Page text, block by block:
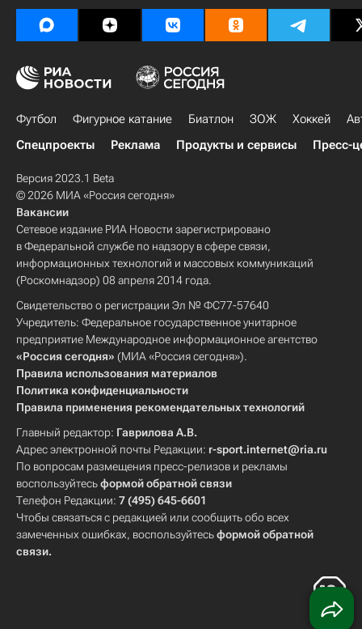
Футбол Фигурное катание Биатлон ЗОЖ Хоккей
Спецпроекты
Реклама Продукты и сервисы Пресс-
Версия 2023.1 Beta
© 2026 МИА «Россия сегодня»
Вакансии
Сетевое издание РИА Новости зарегистрировано
в Федеральной службе по надзору в сфере связи,
информационных технологий и массовых коммуникаций
(Роскомнадзор) 08 апреля 2014 года.
Свидетельство о регистрации Эл № ФС77-57640
Учредитель: Федеральное государственное унитарное
предприятие Международное информационное агентство
«Россия сегодня» (МИА «Россия сегодня»).
Правила использования материалов
Политика конфиденциальности
Правила применения рекомендательных технологий
Главный редактор: Гаврилова А.В.
Адрес электронной почты Редакции: r-sport.internet@ria.ru
По вопросам размещения пресс-релизов и рекламы
воспользуйтесьформой обратной связи
Телефон Редакции: 7 (495) 645-6601
Чтобы связаться с редакцией или сообщить обо всех
замеченных ошибках, воспользуйтесьформой обратной
связи.